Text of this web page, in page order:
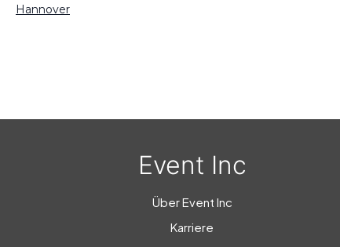
Hannover
Event Inc
Über Event Inc
Karriere